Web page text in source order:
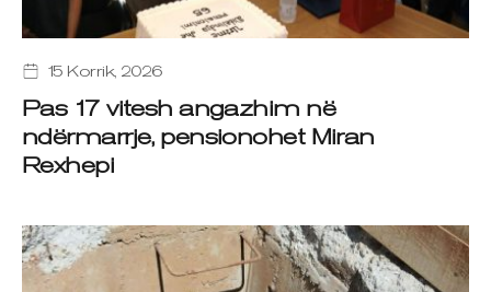
15 Korrik, 2026
Pas 17 vitesh angazhim në
ndërmarrje, pensionohet Miran
Rexhepi